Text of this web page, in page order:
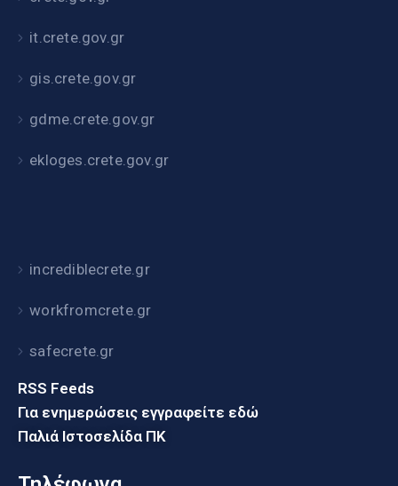
it.crete.gov.gr
gis.crete.gov.gr
gdme.crete.gov.gr
ekloges.crete.gov.gr
incrediblecrete.gr
workfromcrete.gr
safecrete.gr
RSS Feeds
Για ενημερώσεις εγγραφείτε εδώ
Παλιά Ιστοσελίδα ΠΚ